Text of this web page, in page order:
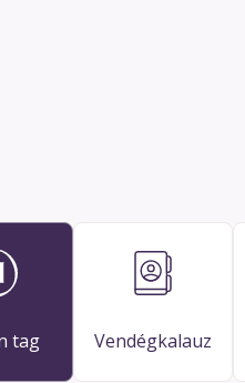
tag Vendégkalauz